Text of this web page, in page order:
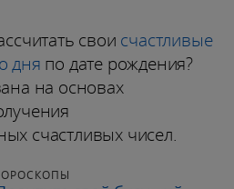
свои счастливые
дня по дате рождения?
на основах
счастливых чисел.